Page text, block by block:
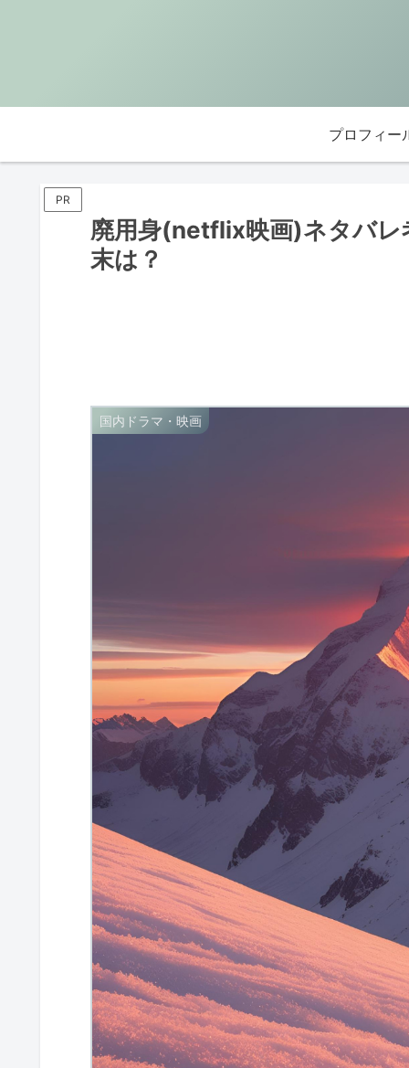
プロフィー
PR
廃用身(netflix映画)ネタバレ
末は？
国内ドラマ・映画